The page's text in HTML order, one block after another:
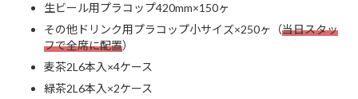
生ビール用プラコップ420mm×150ヶ
その他ドリンク用プラコップ小サイズ×250ヶ（当日スタッ
フで全席に配置）
麦茶2L6本入×4ケース
緑茶2L6本入×2ケース